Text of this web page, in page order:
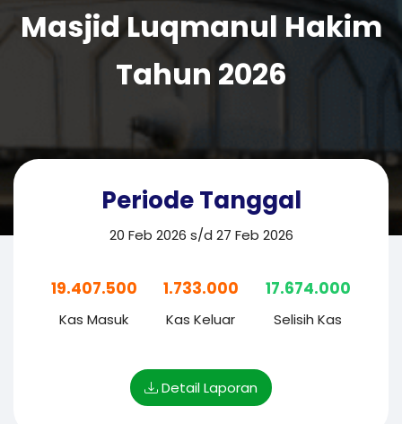
Masjid Luqmanul Hakim
Tahun 2026
Periode Tanggal
20 Feb 2026 s/d 27 Feb 2026
19.407.500
Kas Masuk
1.733.000
Kas Keluar
17.674.000
Selisih Kas
Detail Laporan